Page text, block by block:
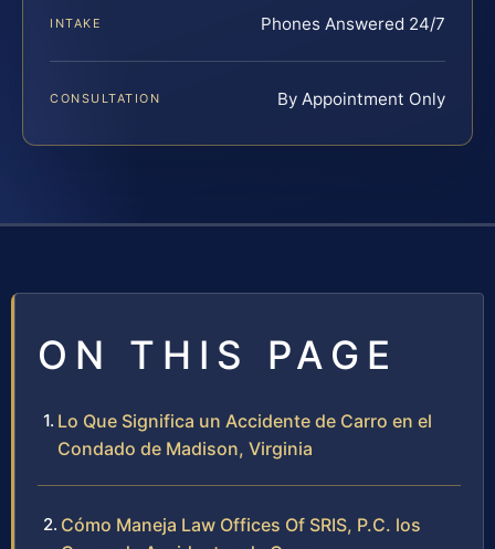
INTAKE Phones Answered 24/7
CONSULTATION By Appointment Only
ON THIS PAGE
Lo Que Significa un Accidente de Carro en el
Condado de Madison, Virginia
Cómo Maneja Law Offices Of SRIS, P.C. los